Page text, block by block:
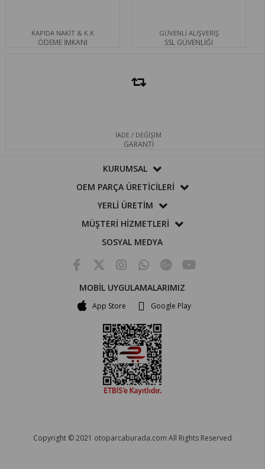
KAPIDA NAKİT & K.K
ÖDEME İMKANI
GÜVENLİ ALIŞVERİŞ
SSL GÜVENLİĞİ
İADE / DEĞİŞİM
GARANTİ
KURUMSAL
OEM PARÇA ÜRETİCİLERİ
YERLİ ÜRETİM
MÜŞTERİ HİZMETLERİ
SOSYAL MEDYA
MOBİL UYGULAMALARIMIZ
App Store Google Play
Copyright © 2021 otoparcaburada.com All Rights Reserved